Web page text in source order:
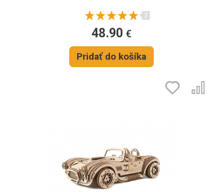
2
48.90 €
Pridať do košíka